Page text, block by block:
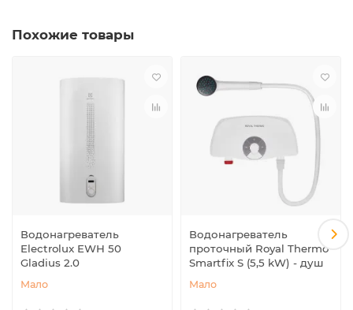
Похожие товары
Водонагреватель
Electrolux EWH 50
Gladius 2.0
Мало
Водонагреватель
проточный Royal Thermo
Smartfix S (5,5 kW) - душ
Мало